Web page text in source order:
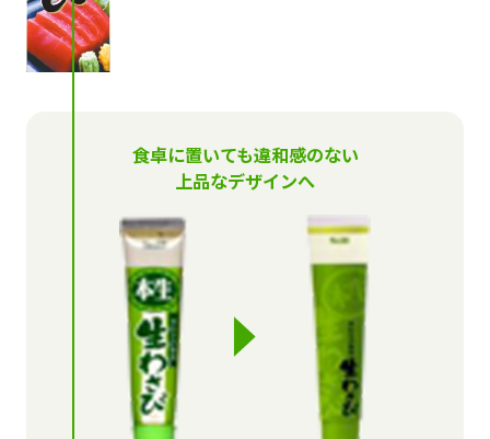
食卓に置いても違和感のない
上品なデザインへ